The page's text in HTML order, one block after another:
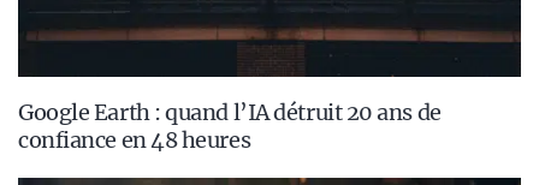
Google Earth : quand l’IA détruit 20 ans de
confiance en 48 heures